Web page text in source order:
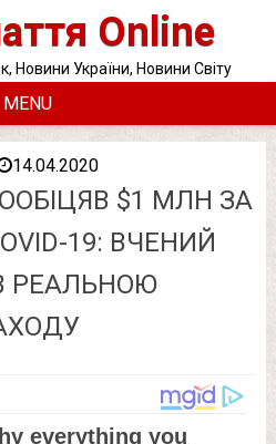
Online
Новини України, Новини Світу
MENU
14.04.2020
$1 МЛН ЗА
19: ВЧЕНИЙ
РЕАЛЬНОЮ